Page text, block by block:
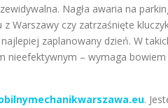
Nagła awaria na
Warszawy czy zatrzaśnięte
zaplanowany dzień. W
nieefektywnym – wymaga
.